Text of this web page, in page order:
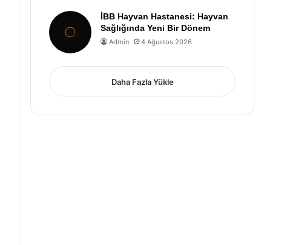
İBB Hayvan Hastanesi: Hayvan
Sağlığında Yeni Bir Dönem
Admin 4 Ağustos 2026
Daha Fazla Yükle